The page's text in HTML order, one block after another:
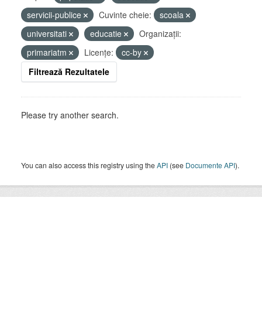
servicii-publice
Cuvinte cheie:
scoala
universitati
educatie
Organizații:
primariatm
Licenţe:
cc-by
Filtrează Rezultatele
Please try another search.
You can also access this registry using theAPI (see Documente API).